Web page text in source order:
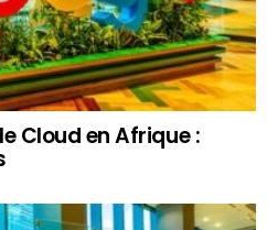
Cloud en Afrique :